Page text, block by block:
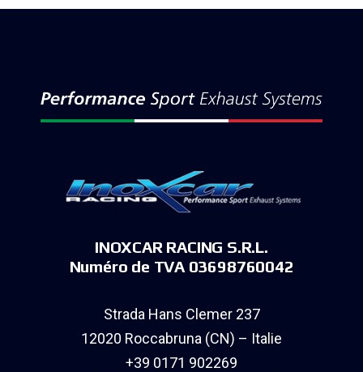
INOXCAR RACING S.R.L.
Numéro de TVA 03698760042
Strada Hans Clemer 237
12020 Roccabruna (CN) – Italie
+39 0171 902269